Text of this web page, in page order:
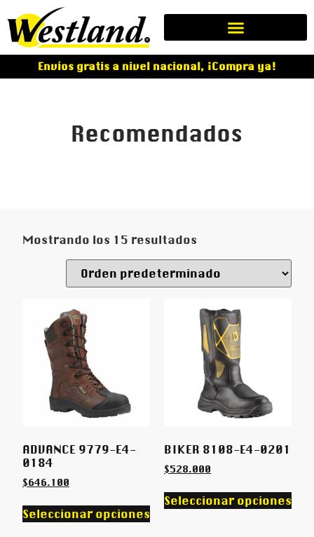
Envíos gratis a nivel nacional, ¡Compra ya!
Recomendados
Mostrando los 15 resultados
ADVANCE 9779-E4-
0184
$646.100
Seleccionar opciones
BIKER 8108-E4-0201
$528.000
Seleccionar opciones